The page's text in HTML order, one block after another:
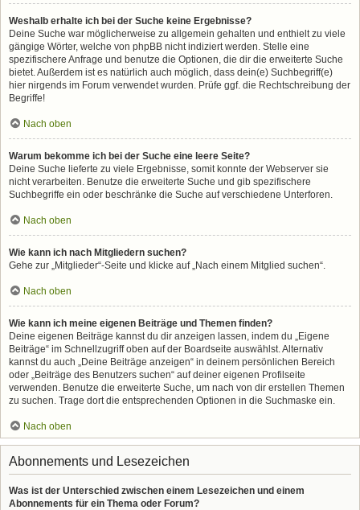
Weshalb erhalte ich bei der Suche keine Ergebnisse?
Deine Suche war möglicherweise zu allgemein gehalten und enthielt zu viele
gängige Wörter, welche von phpBB nicht indiziert werden. Stelle eine
spezifischere Anfrage und benutze die Optionen, die dir die erweiterte Suche
bietet. Außerdem ist es natürlich auch möglich, dass dein(e) Suchbegriff(e)
hier nirgends im Forum verwendet wurden. Prüfe ggf. die Rechtschreibung der
Begriffe!
Nach oben
Warum bekomme ich bei der Suche eine leere Seite?
Deine Suche lieferte zu viele Ergebnisse, somit konnte der Webserver sie
nicht verarbeiten. Benutze die erweiterte Suche und gib spezifischere
Suchbegriffe ein oder beschränke die Suche auf verschiedene Unterforen.
Nach oben
Wie kann ich nach Mitgliedern suchen?
Gehe zur „Mitglieder“-Seite und klicke auf „Nach einem Mitglied suchen“.
Nach oben
Wie kann ich meine eigenen Beiträge und Themen finden?
Deine eigenen Beiträge kannst du dir anzeigen lassen, indem du „Eigene
Beiträge“ im Schnellzugriff oben auf der Boardseite auswählst. Alternativ
kannst du auch „Deine Beiträge anzeigen“ in deinem persönlichen Bereich
oder „Beiträge des Benutzers suchen“ auf deiner eigenen Profilseite
verwenden. Benutze die erweiterte Suche, um nach von dir erstellen Themen
zu suchen. Trage dort die entsprechenden Optionen in die Suchmaske ein.
Nach oben
Abonnements und Lesezeichen
Was ist der Unterschied zwischen einem Lesezeichen und einem
Abonnements für ein Thema oder Forum?